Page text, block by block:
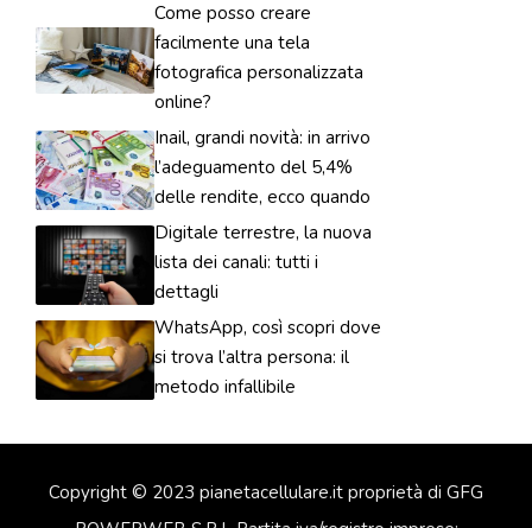
Come posso creare
facilmente una tela
fotografica personalizzata
online?
Inail, grandi novità: in arrivo
l’adeguamento del 5,4%
delle rendite, ecco quando
Digitale terrestre, la nuova
lista dei canali: tutti i
dettagli
WhatsApp, così scopri dove
si trova l’altra persona: il
metodo infallibile
Copyright © 2023 pianetacellulare.it proprietà di GFG